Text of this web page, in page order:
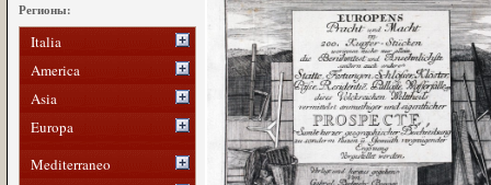
Регионы:
Italia
America
Asia
Europa
Mediterraneo